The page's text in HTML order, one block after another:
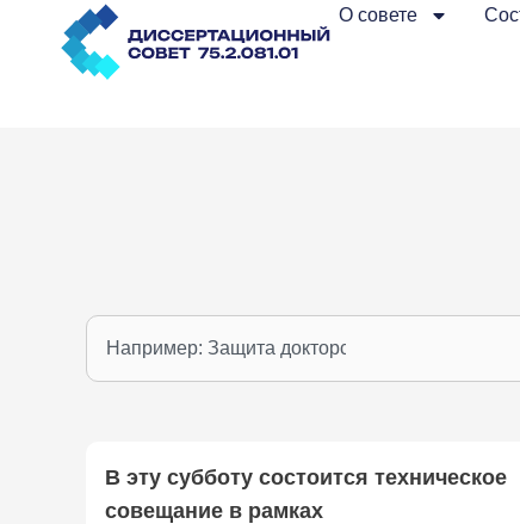
Перейти
содержимому
О совете
П
В эту субботу состоится техническое
совещание в рамках